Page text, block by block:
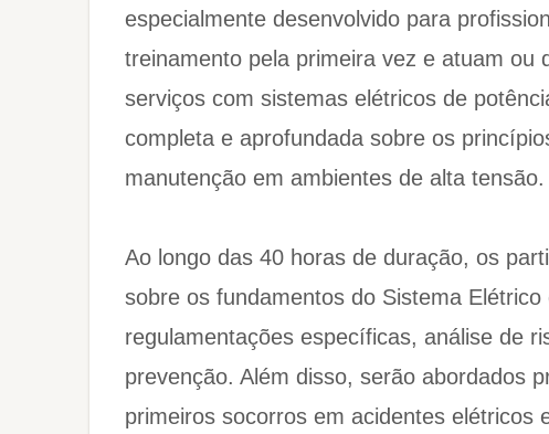
especialmente desenvolvido para
treinamento pela primeira vez e atuam ou
serviços com sistemas elétricos de
completa e aprofundada sobre os
manutenção em ambientes de alta tensão.
Ao longo das 40 horas de duração, os
sobre os fundamentos do Sistema
regulamentações específicas, análise de
prevenção. Além disso, serão abordados
primeiros socorros em acidentes elétricos